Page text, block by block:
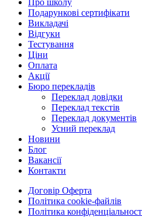
Про школу
Подарункові сертифікати
Викладачі
Відгуки
Тестування
Ціни
Оплата
Акції
Бюро перекладів
Переклад довідки
Переклад текстів
Переклад документів
Усний переклад
Новини
Блог
Вакансії
Контакти
Договір Оферта
Політика cookie-файлів
Політика